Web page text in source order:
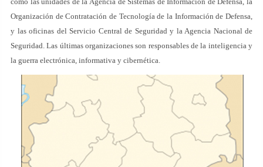
Organización de Contratación de Tecnología de la Información de Defensa,
y las oficinas del Servicio Central de Seguridad y la Agencia Nacional de
Seguridad. Las últimas organizaciones son responsables de la inteligencia y
la guerra electrónica, informativa y cibernética.